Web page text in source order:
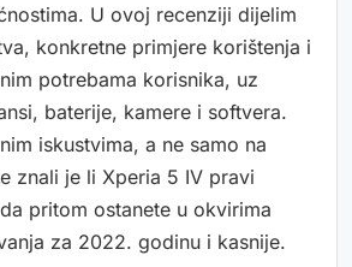
U ovoj recenziji dijelim
konkretne primjere korištenja i
potrebama korisnika, uz
baterije, kamere i softvera.
iskustvima, a ne samo na
znali je li Xperia 5 IV pravi
pritom ostanete u okvirima
za 2022. godinu i kasnije.